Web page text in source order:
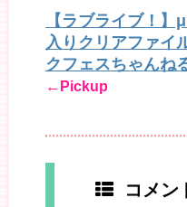
【ラブライブ！】
入りクリアファイ
クフェスちゃんね
←Pickup
コメン